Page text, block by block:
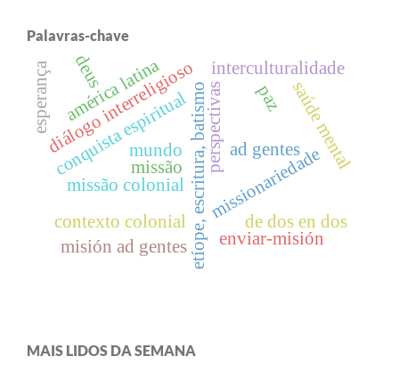
Palavras-chave
etíope, escritura, batismo
diálogo interreligioso
contexto colonial
perspectivas
conquista espiritual
missão colonial
interculturalidade
missionariedade
saúde mental
ad gentes
américa latina
missão
mundo
de dos en dos
paz
enviar-misión
misión ad gentes
esperança deus
MAIS LIDOS DA SEMANA